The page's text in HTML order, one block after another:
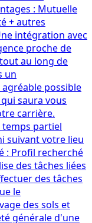
: Mutuelle
+ autres
intégration avec
proche de
au long de
un
possible
saura vous
carrière.
partiel
suivant votre lieu
: Profil recherché
des tâches liées
des tâches
le
des sols et
générale d'une